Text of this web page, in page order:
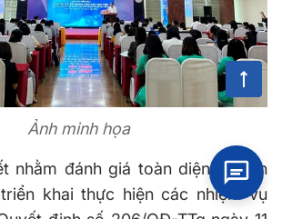
Ảnh minh họa
nhằm đánh giá toàn diện, khách
khai thực hiện các nhiệm vụ